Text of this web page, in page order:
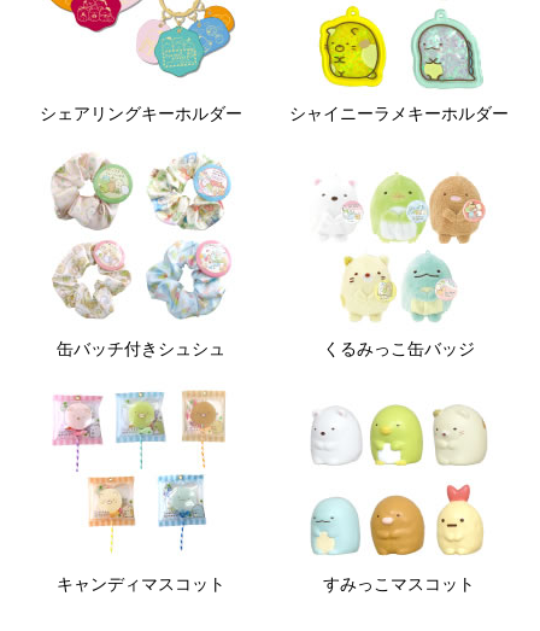
シェアリングキーホルダー シャイニーラメキーホルダー
缶バッチ付きシュシュ くるみっこ缶バッジ
キャンディマスコット すみっこマスコット